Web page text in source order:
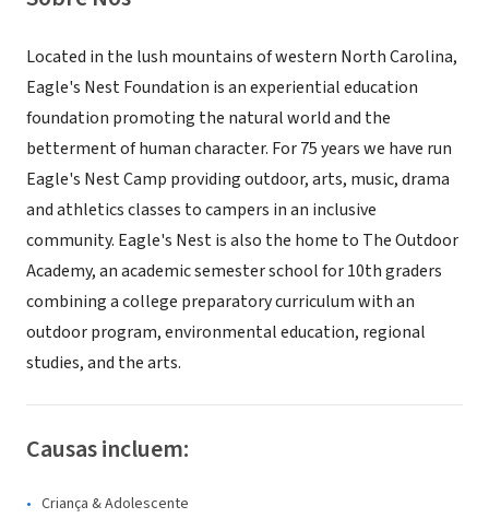
Located in the lush mountains of western North Carolina,
Eagle's Nest Foundation is an experiential education
foundation promoting the natural world and the
betterment of human character. For 75 years we have run
Eagle's Nest Camp providing outdoor, arts, music, drama
and athletics classes to campers in an inclusive
community. Eagle's Nest is also the home to The Outdoor
Academy, an academic semester school for 10th graders
combining a college preparatory curriculum with an
outdoor program, environmental education, regional
studies, and the arts.
Causas incluem:
Criança & Adolescente